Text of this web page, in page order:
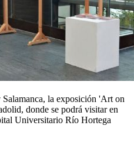
la exposición 'Art on
donde se podrá visitar en
Universitario Río Hortega